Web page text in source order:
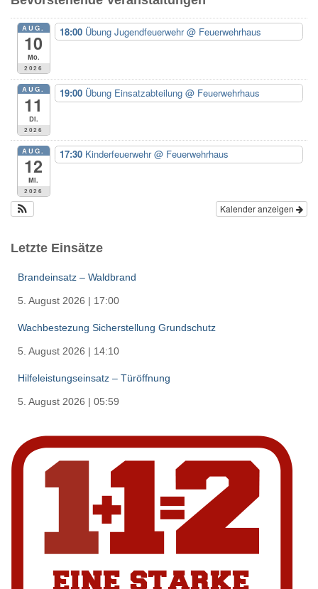
n
n
:
AUG.
10
Mo.
2026
18:00 Übung Jugendfeuerwehr@ Feuerwehrhaus
AUG.
11
Di.
2026
19:00 Übung Einsatzabteilung @ Feuerwehrhaus
AUG.
12
Mi.
2026
17:30 Kinderfeuerwehr@ Feuerwehrhaus
Kalender anzeigen
Letzte Einsätze
Brandeinsatz – Waldbrand
5. August 2026 | 17:00
Wachbestezung Sicherstellung Grundschutz
5. August 2026 | 14:10
Hilfeleistungseinsatz – Türöffnung
5. August 2026 | 05:59